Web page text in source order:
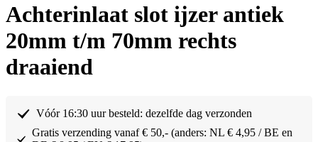
Achterinlaat slot ijzer antiek
20mm t/m 70mm rechts
draaiend
Vóór 16:30 uur besteld: dezelfde dag verzonden
Gratis verzending vanaf € 50,- (anders: NL € 4,95 / BE en